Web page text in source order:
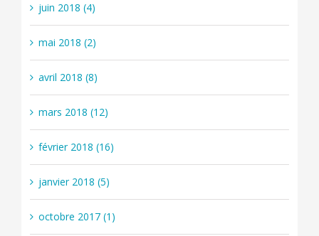
juin 2018 (4)
mai 2018 (2)
avril 2018 (8)
mars 2018 (12)
février 2018 (16)
janvier 2018 (5)
octobre 2017 (1)